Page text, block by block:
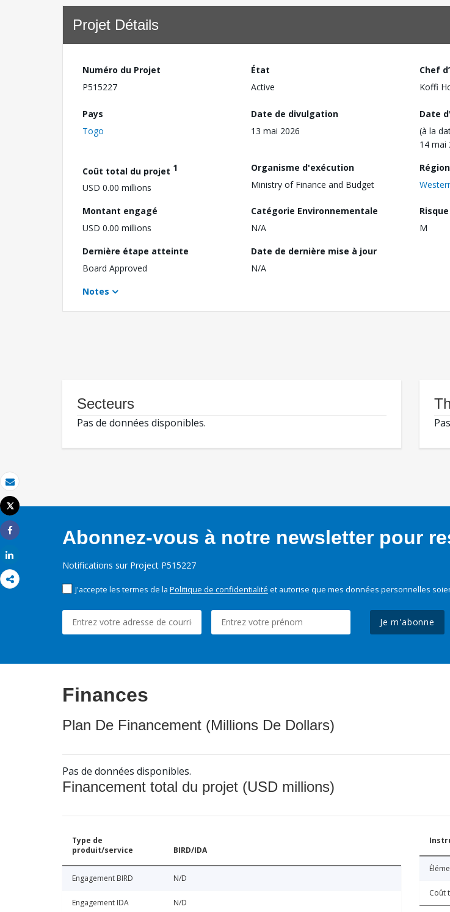
Email
Imprimer
Tweet
Share
Projet Détails
Numéro du Projet
P515227
État
Active
Chef
Koffi
Pays
Togo
Date de divulgation
13 mai 2026
Date
(à la
14 mai
Coût total du projet 1
USD 0.00 millions
Organisme d'exécution
Ministry of Finance and Budget
Région
Montant engagé
USD 0.00 millions
Catégorie Environnementale
N/A
M
Dernière étape atteinte
Board Approved
Date de dernière mise à jour
N/A
Notes
Secteurs
Pas de données disponibles.
Abonnez-vous à notre newsletter pour
Notifications sur Project P515227
J'accepte les termes de la Politique de confidentialité et autorise que mes données personnelles
Je m'abonne
Finances
Plan De Financement (Millions De Dollars)
Pas de données disponibles.
Financement total du projet (USD millions)
Type de
produit/service
BIRD/IDA
Engagement BIRD N/D
Engagement IDA N/D
Coût